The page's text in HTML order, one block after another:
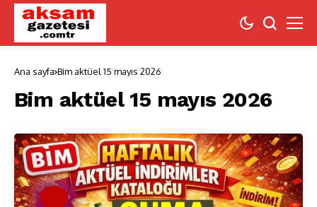
Ana sayfa Bim aktüel 15 mayıs 2026
Bim aktüel 15 mayıs 2026